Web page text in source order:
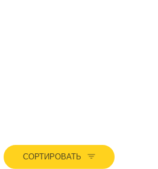
СОРТИРОВАТЬ